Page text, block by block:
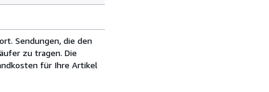
Sendungen, die den
zu tragen. Die
für Ihre Artikel